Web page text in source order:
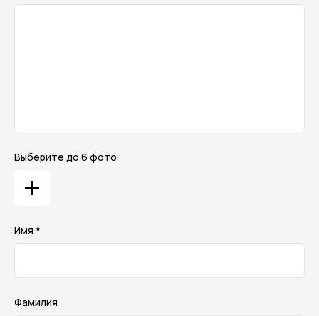
Выберите до 6 фото
Имя *
Фамилия